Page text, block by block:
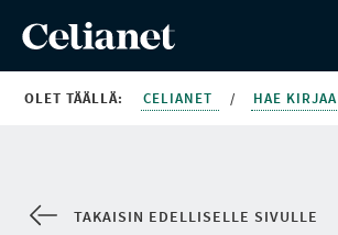
OLET TÄÄLLÄ: CELIANET / HAE KIRJAA
TAKAISIN EDELLISELLE SIVULLE